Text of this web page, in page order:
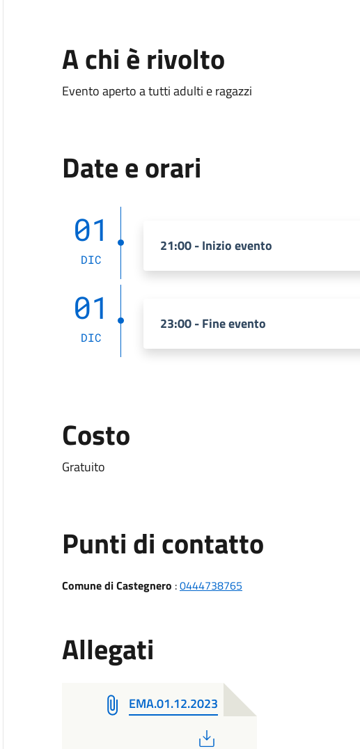
A chi è rivolto
Evento aperto a tutti adulti e ragazzi
Date e orari
01
DIC
21:00 - Inizio evento
01
DIC
23:00 - Fine evento
Costo
Gratuito
Punti di contatto
Comune di Castegnero :0444738765
Allegati
EMA.01.12.2023